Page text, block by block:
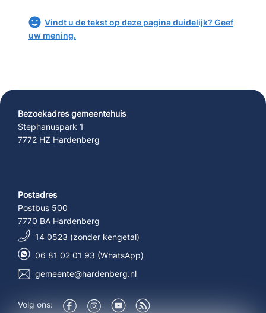
Vindt u de tekst op deze pagina duidelijk? Geef
uw mening.
Bezoekadres gemeentehuis
Stephanuspark 1
7772 HZ Hardenberg
Postadres
Postbus 500
7770 BA Hardenberg
14 0523 (zonder kengetal)
06 81 02 01 93 (WhatsApp)
gemeente@hardenberg.nl
Volg ons: